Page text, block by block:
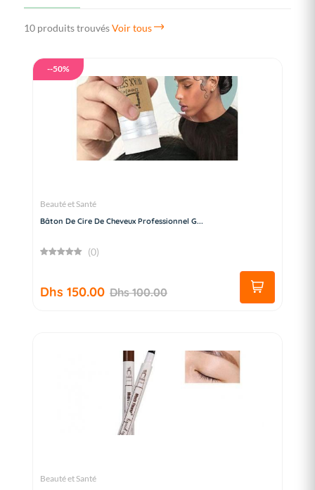
10 produits trouvésVoir tous
--50%
Beauté et Santé
Bâton De Cire De Cheveux Professionnel G...
(0)
Dhs 150.00 Dhs 100.00
Beauté et Santé